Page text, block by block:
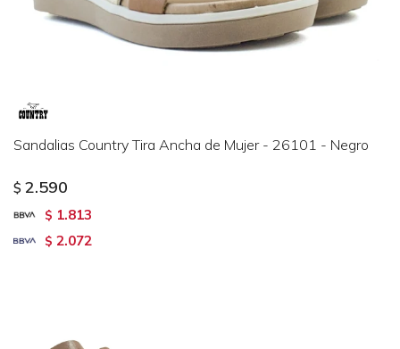
Sandalias Country Tira Ancha de Mujer - 26101 - Negro
$ 2.590
$ 1.813
$ 2.072